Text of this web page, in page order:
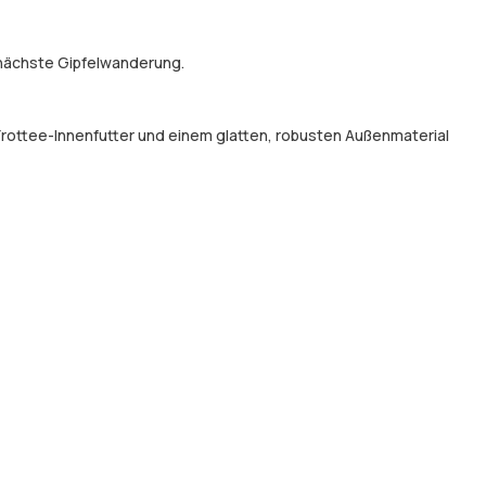
Gipfelwanderung.
Innenfutter und einem glatten, robusten Außenmaterial